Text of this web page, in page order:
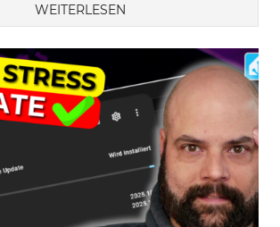
WEITERLESEN